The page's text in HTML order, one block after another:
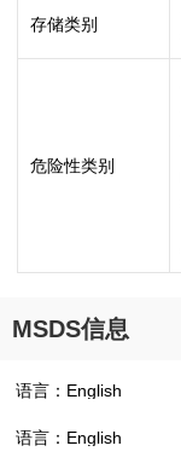
存储类别
危险性类别
MSDS信息
语言：English
语言：English